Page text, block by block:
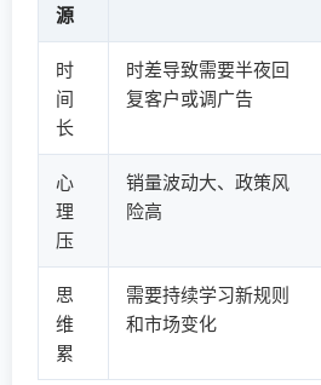
源
时
间
长
时差导致需要半夜回
复客户或调广告
心
理
压
销量波动大、政策风
险高
思
维
累
需要持续学习新规则
和市场变化